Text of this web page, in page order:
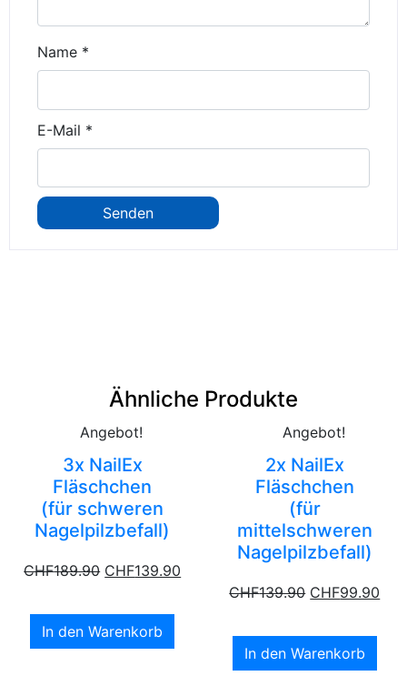
Name *
E-Mail *
Ähnliche Produkte
Angebot!
3x NailEx
Fläschchen
(für schweren
Nagelpilzbefall)
CHF189.90 CHF139.90
In den Warenkorb
Angebot!
2x NailEx
Fläschchen
(für
mittelschweren
Nagelpilzbefall)
CHF139.90 CHF99.90
In den Warenkorb